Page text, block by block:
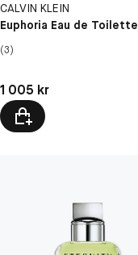
CALVIN KLEIN
Euphoria Eau de Toilette
(3)
Pris: 1 005 kr
1 005 kr